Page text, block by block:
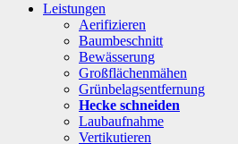
Leistungen
Aerifizieren
Baumbeschnitt
Bewässerung
Großflächenmähen
Grünbelagsentfernung
Hecke schneiden
Laubaufnahme
Vertikutieren